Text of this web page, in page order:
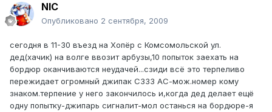
NIC
Опубликовано 2 сентября, 2009
сегодня в 11-30 въезд на Хопёр с Комсомольской ул.
дед(хачик) на волге ввозит арбузы,10 попыток заехать на
бордюр оканчиваются неудачей...сзиди всё это терпеливо
пережидает огромный джипак С333 АС-мож.номер кому
знаком.терпение у него закончилось и,когда дед делает ещё
одну попытку-джипарь сигналит-мол останься на бордюре-я